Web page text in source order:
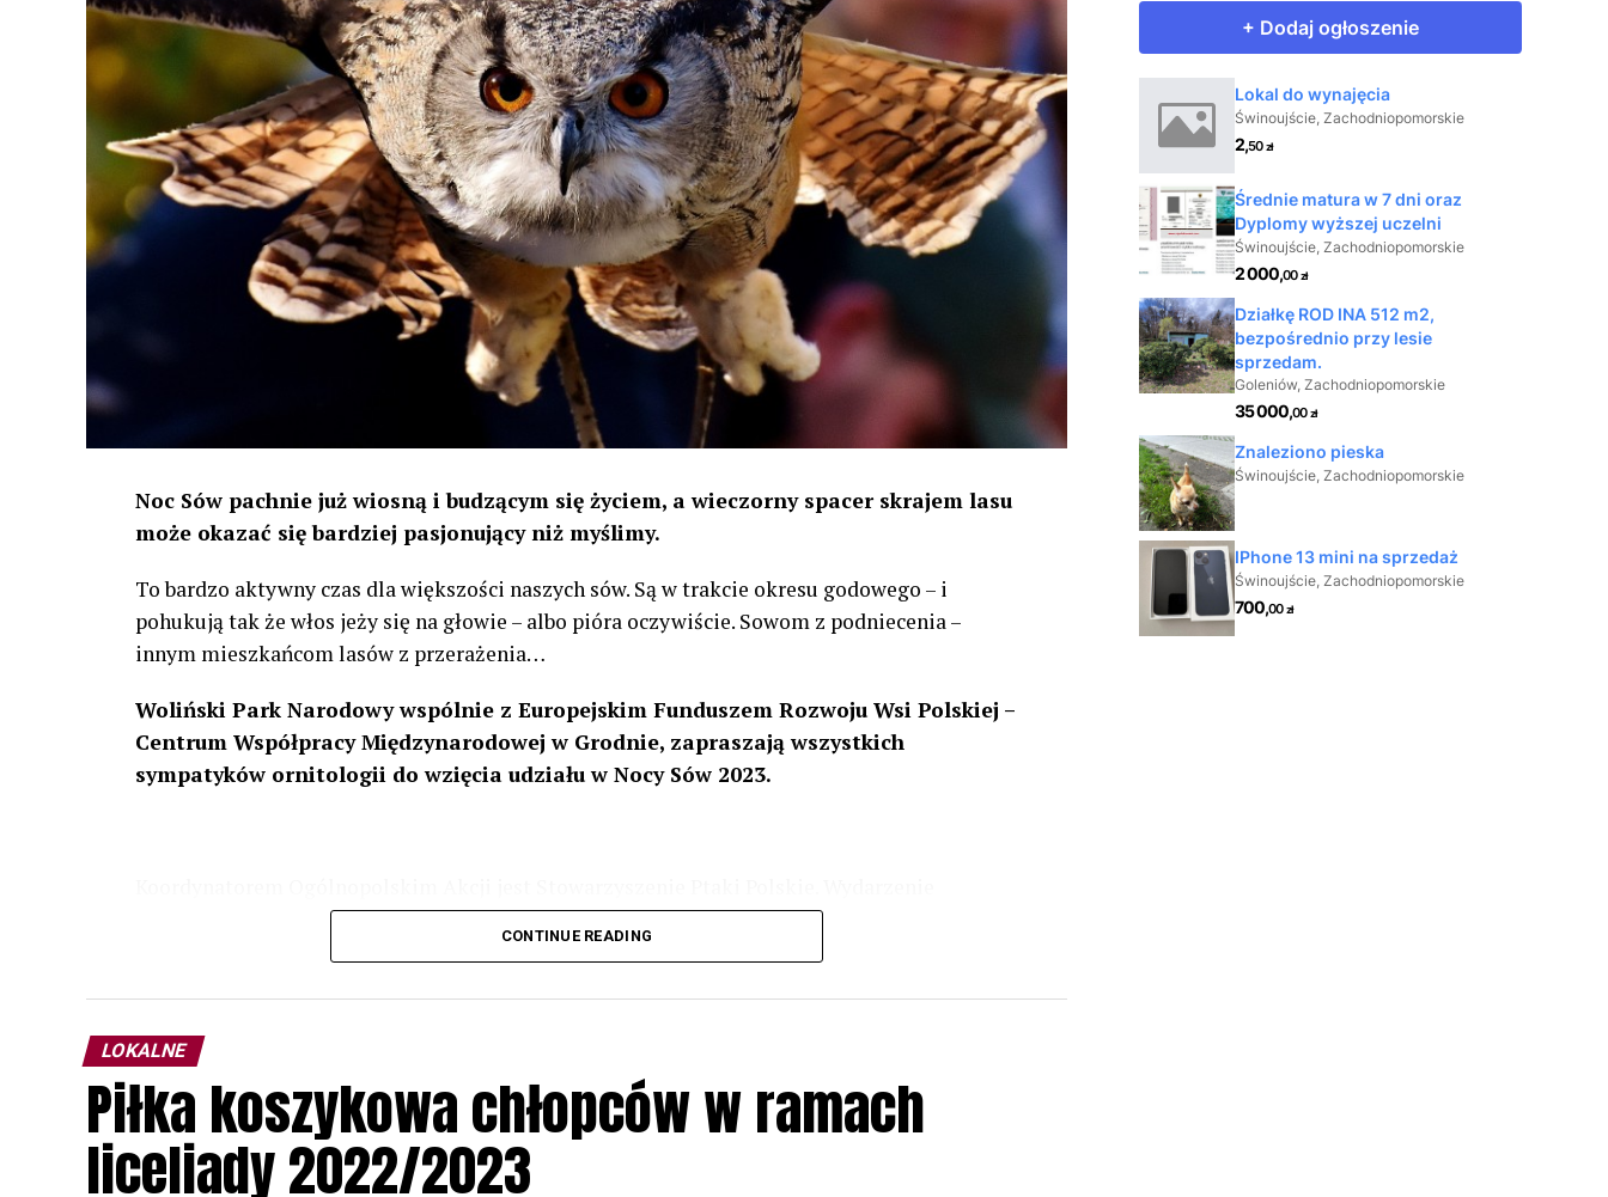
Noc Sów pachnie już wiosną i budzącym się życiem, a wieczorny spacer skrajem lasu
może okazać się bardziej pasjonujący niż myślimy.
To bardzo aktywny czas dla większości naszych sów. Są w trakcie okresu godowego – i
pohukują tak że włos jeży się na głowie – albo pióra oczywiście. Sowom z podniecenia –
innym mieszkańcom lasów z przerażenia…
Woliński Park Narodowy wspólnie z Europejskim Funduszem Rozwoju Wsi Polskiej –
Centrum Współpracy Międzynarodowej w Grodnie, zapraszają wszystkich
sympatyków ornitologii do wzięcia udziału w Nocy Sów 2023.
odbędzie się w dniach24 i 25 lutego 2023 r. wg harmonogramu przedstawionego na
Wszystkich uczestników zapraszamy do udziału w Akcji, włączenia się w aktywne
rozpoznawanie głosów sów i wymianę doświadczeń przy grillu.Na wydarzenie obowiązują
zapisy.
CONTINUE READING
LOKALNE
Piłka koszykowa chłopców w ramach
liceliady 2022/2023